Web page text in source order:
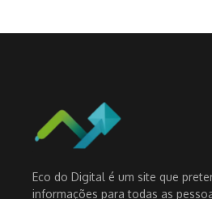
Eco do Digital é um site que
informações para todas as